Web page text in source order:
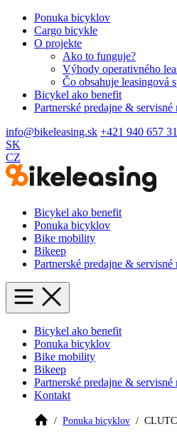
Ponuka bicyklov
Cargo bicykle
O projekte
Ako to funguje?
Výhody operativného
Čo obsahuje leasingová
Bicykel ako benefit
Partnerské predajne & servisné
info@bikeleasing.sk +421 940 657
SK
CZ
Bicykel ako benefit
Ponuka bicyklov
Bike mobility
Bikeep
Partnerské predajne & servisné
Bicykel ako benefit
Ponuka bicyklov
Bike mobility
Bikeep
Partnerské predajne & servisné
Kontakt
Ponuka bicyklov